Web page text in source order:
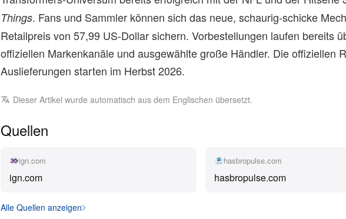
Things. Fans und Sammler können sich das neue, schaurig-schicke
Retailpreis von 57,99 US-Dollar sichern. Vorbestellungen laufen bereits
offiziellen Markenkanäle und ausgewählte große Händler. Die offiziellen
Auslieferungen starten im Herbst 2026.
Dieser Artikel wurde automatisch aus dem Englischen übersetzt.
Quellen
ign.com
ign.com
hasbropulse.com
hasbropulse.com
Alle Quellen anzeigen